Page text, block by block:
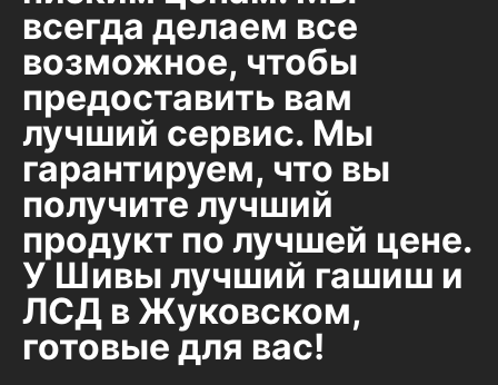
всегда делаем все
возможное, чтобы
предоставить вам
лучший сервис. Мы
гарантируем, что вы
получите лучший
продукт по лучшей цене.
У Шивы лучший гашиш и
ЛСД в Жуковском,
готовые для вас!